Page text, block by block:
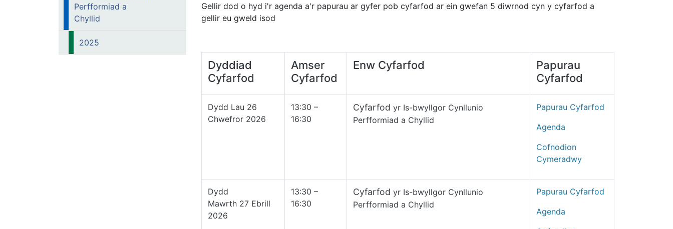
Perfformiad a
Chyllid
2025
Gellir dod o hyd i'r agenda a'r papurau ar gyfer pob cyfarfod ar ein gwefan 5 diwrnod cyn y cyfarfod a
gellir eu gweld isod
Dyddiad
Cyfarfod
Amser
Cyfarfod
Enw Cyfarfod
Papurau
Cyfarfod
Dydd Lau 26
Chwefror 2026
13:30 –
16:30
Cyfarfod yr Is-bwyllgor Cynllunio
Perfformiad a Chyllid
Papurau Cyfarfod
Agenda
Cofnodion
Cymeradwy
Dydd
Mawrth 27 Ebrill
2026
13:30 –
16:30
Cyfarfod yr Is-bwyllgor Cynllunio
Perfformiad a Chyllid
Papurau Cyfarfod
Agenda